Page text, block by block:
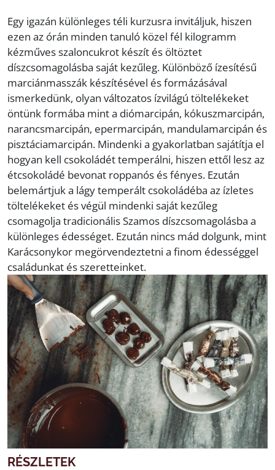
Egy igazán különleges téli kurzusra invitáljuk, hiszen
ezen az órán minden tanuló közel fél kilogramm
kézműves szaloncukrot készít és öltöztet
díszcsomagolásba saját kezűleg. Különböző ízesítésű
marciánmasszák készítésével és formázásával
ismerkedünk, olyan változatos ízvilágú töltelékeket
öntünk formába mint a diómarcipán, kókuszmarcipán,
narancsmarcipán, epermarcipán, mandulamarcipán és
pisztáciamarcipán. Mindenki a gyakorlatban sajátítja el
hogyan kell csokoládét temperálni, hiszen ettől lesz az
étcsokoládé bevonat roppanós és fényes. Ezután
belemártjuk a lágy temperált csokoládéba az ízletes
töltelékeket és végül mindenki saját kezűleg
csomagolja tradicionális Szamos díszcsomagolásba a
különleges édességet. Ezután nincs mád dolgunk, mint
Karácsonykor megörvendeztetni a finom édességgel
családunkat és szeretteinket.
RÉSZLETEK